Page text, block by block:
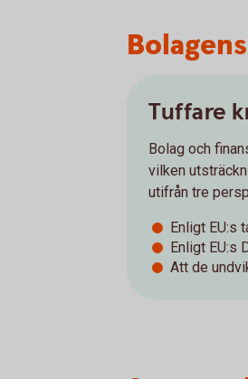
Tuffare
Bolag och
vilken
utifrån tre
Enligt EU:s
Enligt EU:s
Att de